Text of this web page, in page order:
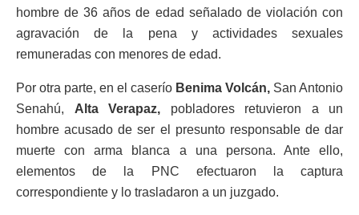
hombre de 36 años de edad señalado de violación con
agravación de la pena y actividades sexuales
remuneradas con menores de edad.
Por otra parte, en el caserío Benima Volcán, San Antonio
Senahú, Alta Verapaz, pobladores retuvieron a un
hombre acusado de ser el presunto responsable de dar
muerte con arma blanca a una persona. Ante ello,
elementos de la PNC efectuaron la captura
correspondiente y lo trasladaron a un juzgado.